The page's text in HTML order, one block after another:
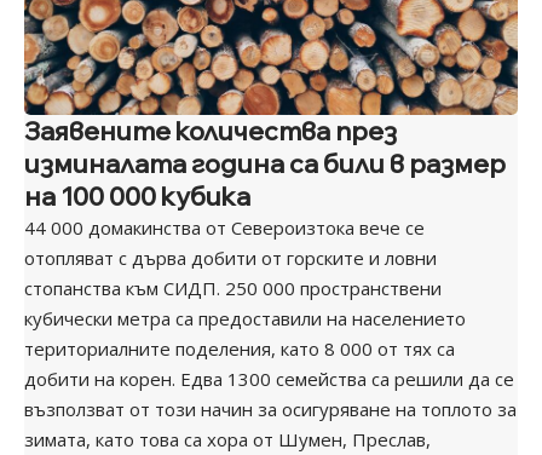
Заявените количества през
изминалата година са били в размер
на 100 000 кубика
44 000 домакинства от Североизтока вече се
отопляват с дърва добити от горските и ловни
стопанства към СИДП. 250 000 пространствени
кубически метра са предоставили на населението
териториалните поделения, като 8 000 от тях са
добити на корен. Едва 1300 семейства са решили да се
възползват от този начин за осигуряване на топлото за
зимата, като това са хора от Шумен, Преслав,